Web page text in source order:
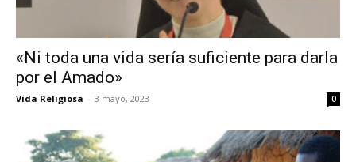
«Ni toda una vida sería suficiente para darla
por el Amado»
Vida Religiosa - 3 mayo, 2023 0